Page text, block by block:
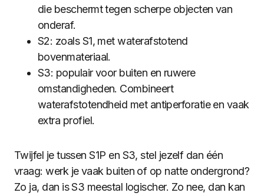
die beschermt tegen scherpe objecten van
onderaf.
S2: zoals S1, met waterafstotend
bovenmateriaal.
S3: populair voor buiten en ruwere
omstandigheden. Combineert
waterafstotendheid met antiperforatie en vaak
extra profiel.
Twijfel je tussen S1P en S3, stel jezelf dan één
vraag: werk je vaak buiten of op natte ondergrond?
Zo ja, dan is S3 meestal logischer. Zo nee, dan kan